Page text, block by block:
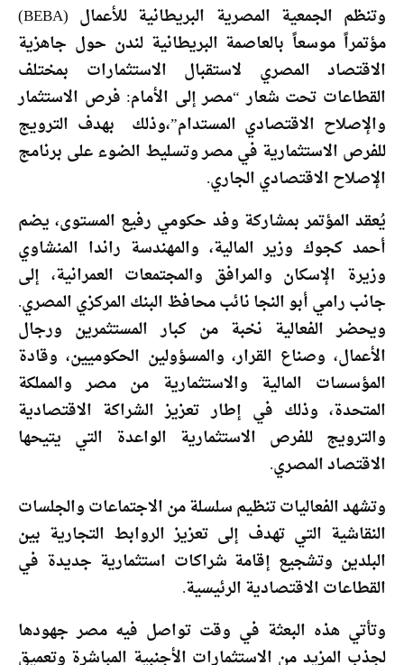
وتنظم الجمعية المصرية البريطانية للأعمال (BEBA)
مؤتمراً موسعاً بالعاصمة البريطانية لندن حول جاهزية
الاقتصاد المصري لاستقبال الاستثمارات بمختلف
القطاعات تحت شعار “مصر إلى الأمام: فرص الاستثمار
والإصلاح الاقتصادي المستدام”،وذلك بهدف الترويج
للفرص الاستثمارية في مصر وتسليط الضوء على برنامج
الإصلاح الاقتصادي الجاري.
يُعقد المؤتمر بمشاركة وفد حكومي رفيع المستوى، يضم
أحمد كجوك وزير المالية، والمهندسة راندا المنشاوي
وزيرة الإسكان والمرافق والمجتمعات العمرانية، إلى
جانب رامي أبو النجا نائب محافظ البنك المركزي المصري.
ويحضر الفعالية نخبة من كبار المستثمرين ورجال
الأعمال، وصناع القرار، والمسؤولين الحكوميين، وقادة
المؤسسات المالية والاستثمارية من مصر والمملكة
المتحدة، وذلك في إطار تعزيز الشراكة الاقتصادية
والترويج للفرص الاستثمارية الواعدة التي يتيحها
الاقتصاد المصري.
وتشهد الفعاليات تنظيم سلسلة من الاجتماعات والجلسات
النقاشية التي تهدف إلى تعزيز الروابط التجارية بين
البلدين وتشجيع إقامة شراكات استثمارية جديدة في
القطاعات الاقتصادية الرئيسية.
وتأتي هذه البعثة في وقت تواصل فيه مصر جهودها
لجذب المزيد من الاستثمارات الأجنبية المباشرة وتعميق